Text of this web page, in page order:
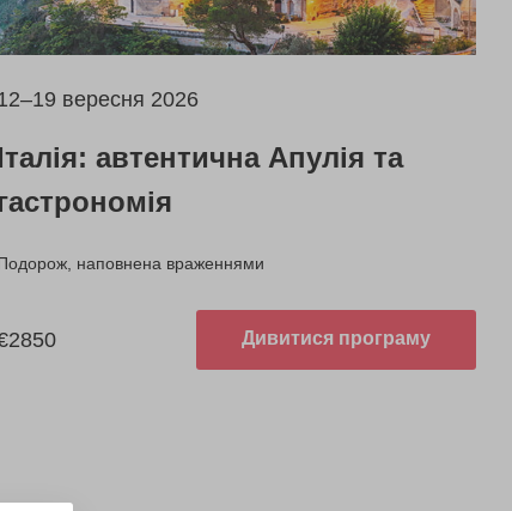
вересня 2026
автентична Апулія та
наповнена враженнями
Дивитися програму